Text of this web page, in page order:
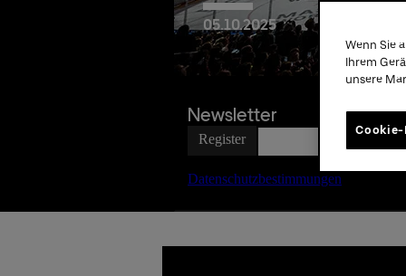
05.10.2025
Newsletter
Wenn Sie
Ihrem
unsere